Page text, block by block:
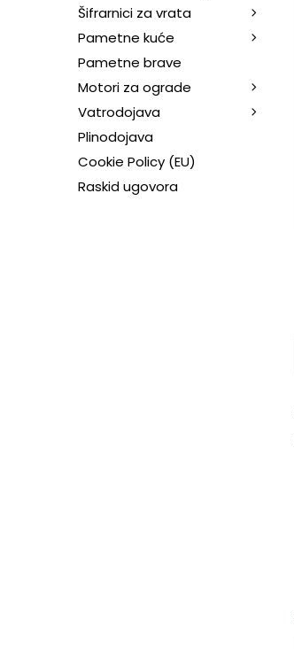
Šifrarnici za vrata
Pametne kuće
Pametne brave
Motori za ograde
Vatrodojava
Plinodojava
Cookie Policy (EU)
Raskid ugovora